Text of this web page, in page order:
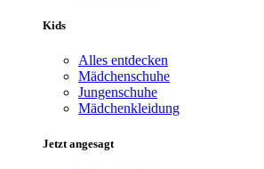
Kids
Alles entdecken
Mädchenschuhe
Jungenschuhe
Mädchenkleidung
Jetzt angesagt